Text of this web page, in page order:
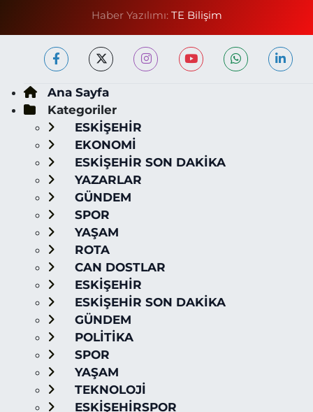
Haber Yazılımı: TE Bilişim
Ana Sayfa
Kategoriler
ESKİŞEHİR
EKONOMİ
ESKİŞEHİR SON DAKİKA
YAZARLAR
GÜNDEM
SPOR
YAŞAM
ROTA
CAN DOSTLAR
ESKİŞEHİR
ESKİŞEHİR SON DAKİKA
GÜNDEM
POLİTİKA
SPOR
YAŞAM
TEKNOLOJİ
ESKİŞEHİRSPOR